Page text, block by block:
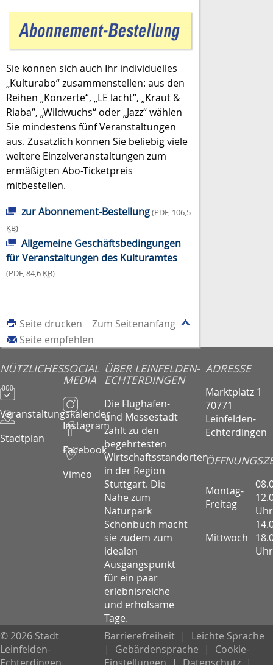
Sie können sich auch Ihr individuelles
„Kulturabo“ zusammenstellen: aus den
Reihen „Konzerte“, „LE lacht“, „Kraut &
Riaba“, „Wildwuchs“ oder „Jazz“ wählen
Sie mindestens fünf Veranstaltungen
aus. Zusätzlich können Sie beliebig viele
weitere Einzelveranstaltungen zum
ermäßigten Abo-Ticketpreis
mitbestellen.
zur Abonnement-Bestellung(PDF, 106,5
KB)
Allgemeine Geschäftsbedingungen
für Veranstaltungen des Kulturamtes
(PDF, 84,6 KB)
Zum Seitenanfang
Seite drucken
Seite empfehlen
NÜTZLICHES
Veranstaltungskalender
Stadtplan
SOCIAL
MEDIA
Instagram
Facebook
Vimeo
ÜBER LEINFELDEN-
ECHTERDINGEN
Die Flughafen-
und Messestadt
zählt zu den
begehrtesten
Wirtschaftsstandorten
in der Region
Stuttgart. Die
Nähe zum
Naturpark
Schönbuch macht
sie zudem zum
idealen
Ausgangspunkt
für ein paar
erlebnisreiche
und erholsame
Tage.
ADRESSE
Marktplatz 1
70771
Leinfelden-
Echterdingen
Montag-
Freitag
Uhr
Mittwoch
Uhr
© 2026 Stadt
Leinfelden-
Barrierefreiheit |
Leichte Sprache
|
Gebärdensprache |
Cookie-